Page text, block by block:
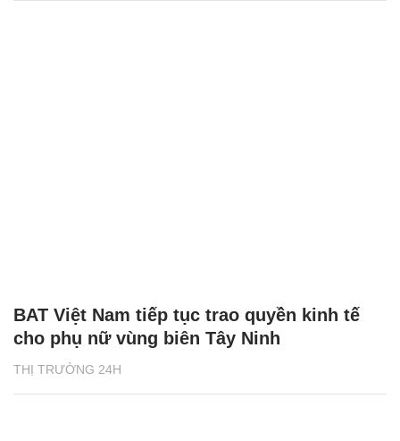
THỊ TRƯỜNG 24H
BAT Việt Nam tiếp tục trao quyền kinh tế
cho phụ nữ vùng biên Tây Ninh